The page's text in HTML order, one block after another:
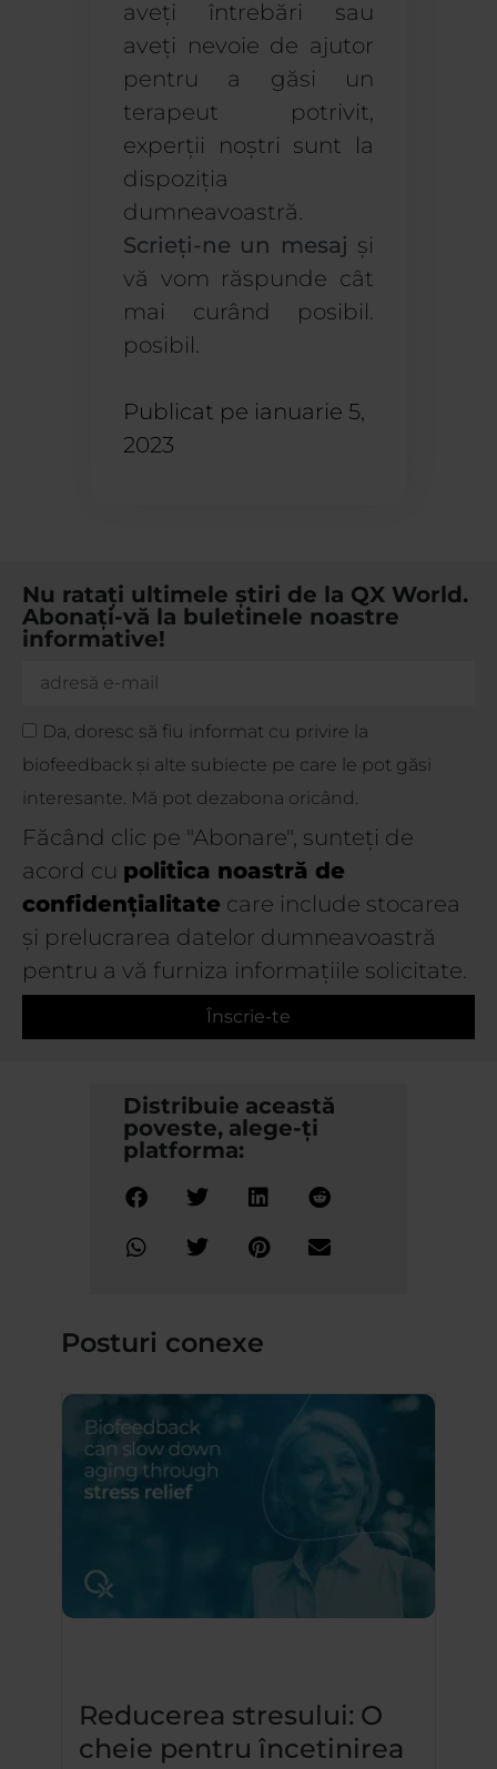
aveți întrebări sau
aveți nevoie de ajutor
pentru a găsi un
terapeut potrivit,
experții noștri sunt la
dispoziția
dumneavoastră.
Scrieți-ne un mesaj și
vă vom răspunde cât
mai curând posibil.
posibil.
Publicat pe ianuarie 5,
2023
Nu ratați ultimele știri de la QX World.
Abonați-vă la buletinele noastre
informative!
Da, doresc să fiu informat cu privire la
biofeedback și alte subiecte pe care le pot găsi
interesante. Mă pot dezabona oricând.
Făcând clic pe "Abonare", sunteți de
acord cu politica noastră de
confidențialitate care include stocarea
și prelucrarea datelor dumneavoastră
pentru a vă furniza informațiile solicitate.
Înscrie-te
Distribuie această
poveste, alege-ți
platforma:
Posturi conexe
Reducerea stresului: O
cheie pentru încetinirea